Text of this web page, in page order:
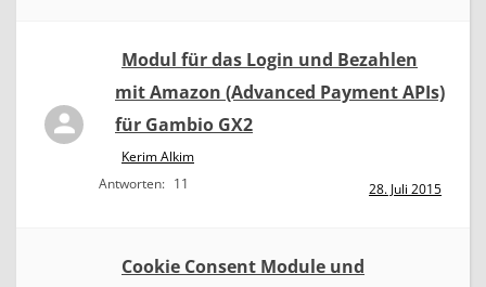
Modul für das Login und Bezahlen
mit Amazon (Advanced Payment APIs)
für Gambio GX2
Kerim Alkim
Antworten: 11 28. Juli 2015
Cookie Consent Module und